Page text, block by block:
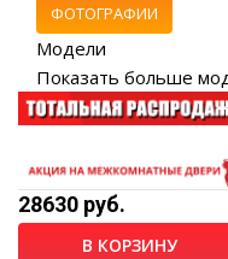
ФОТОГРАФИИ
Модели
Показать больше
28630 руб.
В КОРЗИНУ